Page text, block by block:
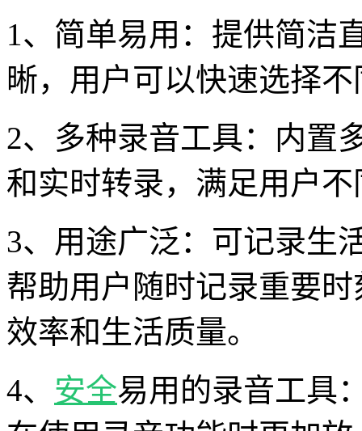
1、简单易用：提供简洁
晰，用户可以快速选择
2、多种录音工具：内置
和实时转录，满足用户
3、用途广泛：可记录生
帮助用户随时记录重要
效率和生活质量。
4、 安全易用的录音工具